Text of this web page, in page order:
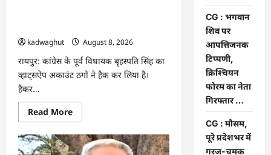
प्रणाली
को
लेकर
बड़ा
बयान
दिया
kadwaghut
August 8, 2026
रायपुर: कांग्रेस के पूर्व विधायक बृहस्पति सिंह का
व्हाट्सऐप अकाउंट ठगों ने हैक कर लिया है।
हैकर...
Read MoreRead
more
CG
:
CG : भगवान
शिव पर
आपत्तिजनक
टिप्पणी,
क्रिश्चियन
फोरम का नेता
गिरफ्तार …
CG : मौसम,
पूरे प्रदेशभर में
गरज-चमक